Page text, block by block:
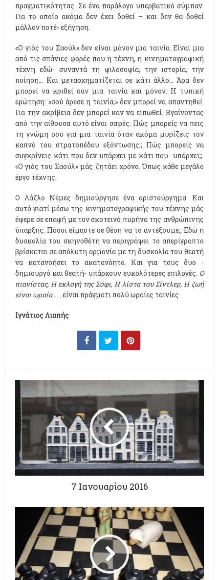
πραγματικότητας. Σε ένα παράλογο υπερβατικό σύμπαν.
Για το οποίο ακόμα δεν έχει δοθεί – και δεν θα δοθεί
μάλλον ποτέ- εξήγηση.
«Ο γιός του Σαούλ» δεν είναι μόνον μια ταινία. Είναι μια
από τις σπάνιες φορές που η τέχνη, η κινηματογραφική
τέχνη εδώ- συναντά τη φιλοσοφία, την ιστορία, την
ποίηση… Και μετασχηματίζεται σε κάτι άλλο… Άρα δεν
μπορεί να κριθεί σαν μια ταινία και μόνον. Η τυπική
ερώτηση: «σού άρεσε η ταινία;» δεν μπορεί να απαντηθεί.
Για την ακρίβεια δεν μπορεί καν να ειπωθεί. Βγαίνοντας
από την αίθουσα αυτό είναι σαφές. Πώς μπορείς να πεις
τη γνώμη σου για μια ταινία όταν ακόμα μυρίζεις τον
καπνό του στρατοπέδου εξόντωσης;; Πώς μπορείς να
συγκρίνεις κάτι που δεν υπάρχει με κάτι που υπάρχει;;
«Ο γιός του Σαούλ» μάς ζητάει χρόνο. Όπως κάθε μεγάλο
έργο τέχνης.
Ο Λάζλο Νέμες δημιούργησε ένα αριστούργημα. Και
αυτό γιατί μέσω της κινηματογραφικής του τέχνης μάς
έφερε σε επαφή με τον σκοτεινό πυρήνα της ανθρώπινης
ύπαρξης. Πόσοι είμαστε σε θέση να το αντέξουμε;; Εδώ η
δυσκολία του σκηνοθέτη να περιγράψει το απερίγραπτο
βρίσκεται σε απόλυτη αρμονία με τη δυσκολία του θεατή
να κατανοήσει το ακατανόητο. Και για τους δυο -
δημιουργό και θεατή- υπάρχουν ευκολότερες επιλογές. Ο
πιανίστας, Η εκλογή της Σόφι, Η λίστα του Σίντλερ, Η ζωή
είναι ωραία…… είναι πράγματι πολύ ωραίες ταινίες.
Ιγνάτιος Λιαπής
7 Ιανουαρίου 2016